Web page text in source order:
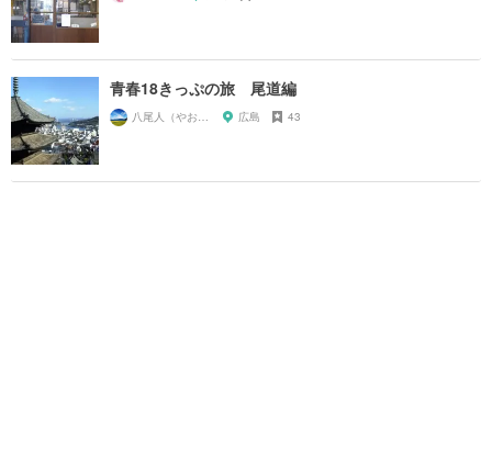
青春18きっぷの旅 尾道編
八尾人（やおんちゅ） 広島 43